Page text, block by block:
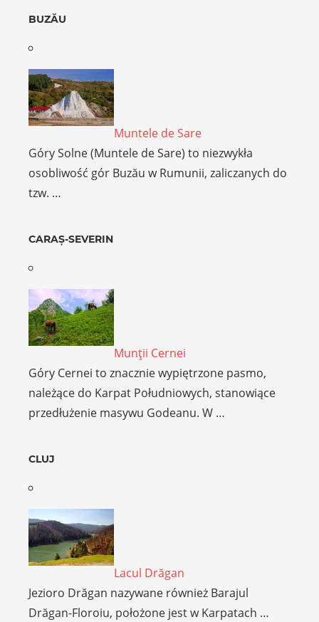
BUZĂU
Muntele de Sare
Góry Solne (Muntele de Sare) to niezwykła
osobliwość gór Buzău w Rumunii, zaliczanych do
tzw. …
CARAȘ-SEVERIN
Munţii Cernei
Góry Cernei to znacznie wypiętrzone pasmo,
należące do Karpat Południowych, stanowiące
przedłużenie masywu Godeanu. W …
CLUJ
Lacul Drăgan
Jezioro Drăgan nazywane również Barajul
Drăgan-Floroiu, położone jest w Karpatach …